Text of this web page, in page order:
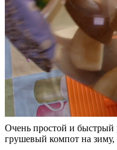
Очень простой и быстрый
грушевый компот на